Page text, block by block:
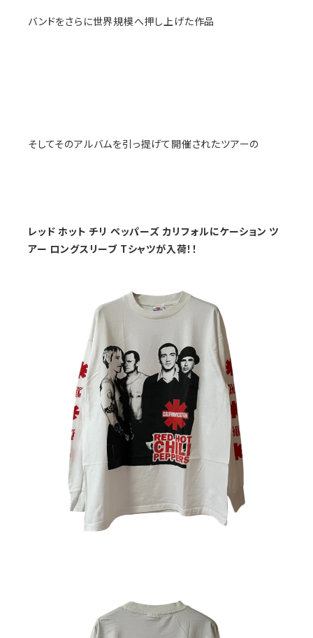
バンドをさらに世界規模へ押し上げた作品
そしてそのアルバムを引っ提げて開催されたツアーの
レッド ホット チリ ペッパーズ カリフォルにケーション ツ
アー ロングスリーブ Tシャツが入荷！！